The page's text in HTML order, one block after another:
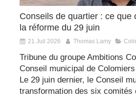
Conseils de quartier : ce que
la réforme du 29 juin
21 Juil 2026 Thomas Lamy
Tribune du groupe Ambitions
Conseil municipal de Colomiers
Le 29 juin dernier, le Conseil
transformation des six comités